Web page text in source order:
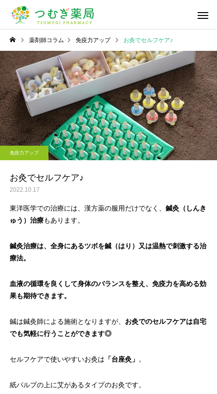
かかりつけ薬局・薬剤
師
在宅医療への
医療材料・衛
漢方薬のこと
深掘り漢方！「桂枝湯」
漢方薬のこと
桜の季節ですね🌸
薬剤師コラム 免疫力アップ お灸でセルフケア♪
免疫力アップ
お灸でセルフケア♪
2022.10.17
東洋医学での治療には、漢方薬の服用だけでなく、 鍼灸（しんき
ゅう）治療もあります。
鍼灸治療は、全身にあるツボを鍼（はり）又は温熱で刺激する治
療法。
血液の循環を良くして身体のバランスを整え、免疫力を高める効
果も期待できます。
鍼は鍼灸師による施術となりますが、 お灸でのセルフケアは自宅
でも気軽に行うことができます◎
セルフケアで使いやすいお灸は 「台座灸」 。
紙パルプの上に艾があるタイプのお灸です。